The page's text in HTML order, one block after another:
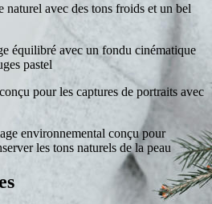
naturel avec des tons froids et un bel
équilibré avec un fondu cinématique
pastel
pour les captures de portraits avec
environnemental conçu pour
les tons naturels de la peau